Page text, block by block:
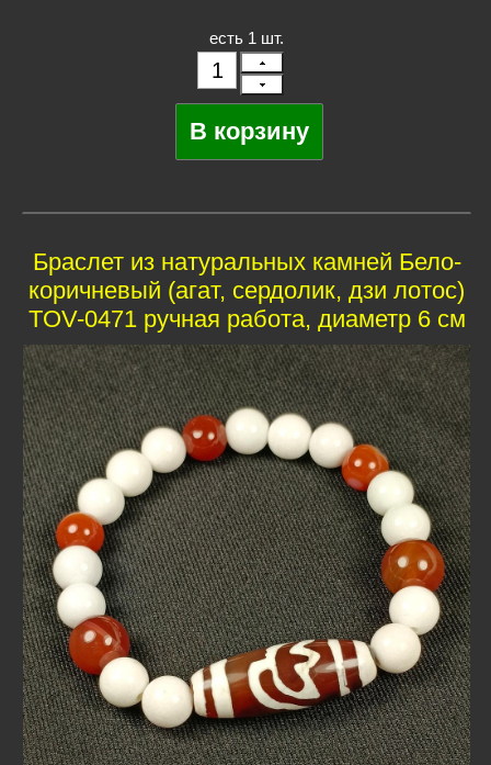
есть 1 шт.
Браслет из натуральных камней Бело-
коричневый (агат, сердолик, дзи лотос)
TOV-0471 ручная работа, диаметр 6 см